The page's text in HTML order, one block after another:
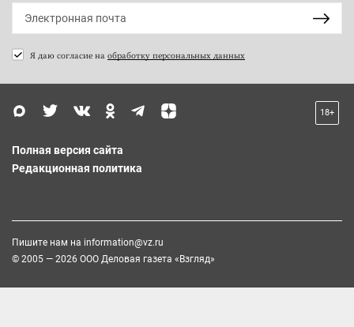
Я даю согласие на обработку персональных данных
18+
Полная версия сайта
Редакционная политика
Пишите нам на information@vz.ru
© 2005 — 2026 ООО Деловая газета «Взгляд»